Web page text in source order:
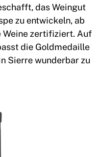
das Weingut
zu entwickeln, ab
Weine zertifiziert. Auf
die Goldmedaille
Sierre wunderbar zu